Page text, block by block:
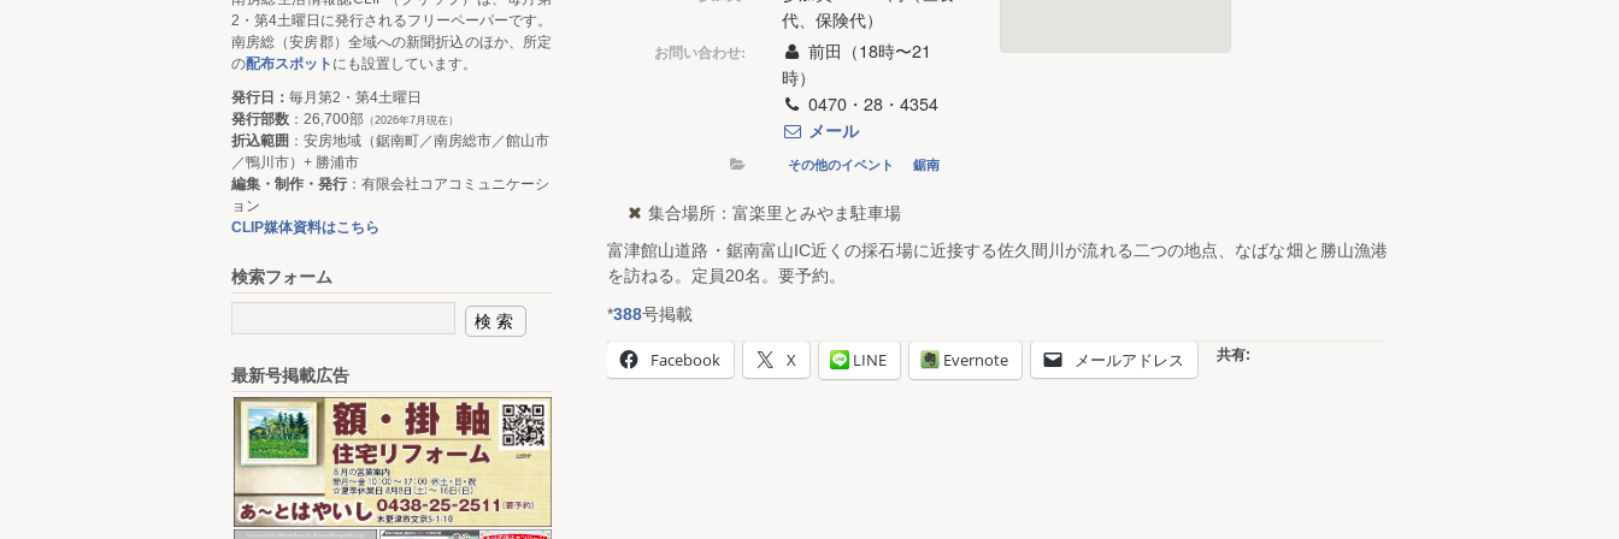
代、保険代）
お問い合わせ:
前田（18時〜21
時）
0470・28・4354
メール
その他のイベント 鋸南
集合場所：富楽里とみやま駐車場
富津館山道路・鋸南富山IC近くの採石場に近接する佐久間川が流れる二つの地点、なばな畑と勝山漁港
を訪ねる。定員20名。要予約。
*388号掲載
共有:
Facebook X LINE Evernote メールアドレス
2・第4土曜日に発行されるフリーペーパーです。
南房総（安房郡）全域への新聞折込のほか、所定
の配布スポット にも設置しています。
発行日： 毎月第2・第4土曜日
発行部数 ：26,700部 （2026年7月現在）
折込範囲 ：安房地域（鋸南町／南房総市／館山市
／鴨川市）+ 勝浦市
編集・制作・発行：有限会社コアコミュニケーシ
ョン
CLIP媒体資料はこちら
検索フォーム
最新号掲載広告